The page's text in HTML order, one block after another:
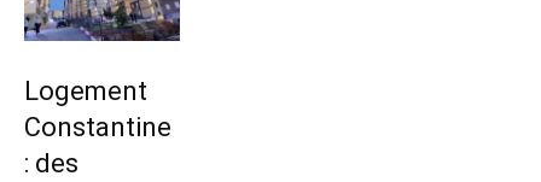
Logement
Constantine
: des